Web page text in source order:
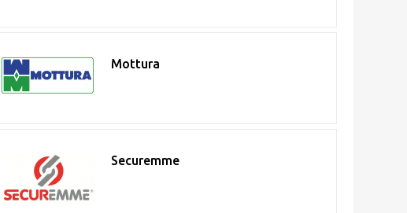
Mottura
Securemme